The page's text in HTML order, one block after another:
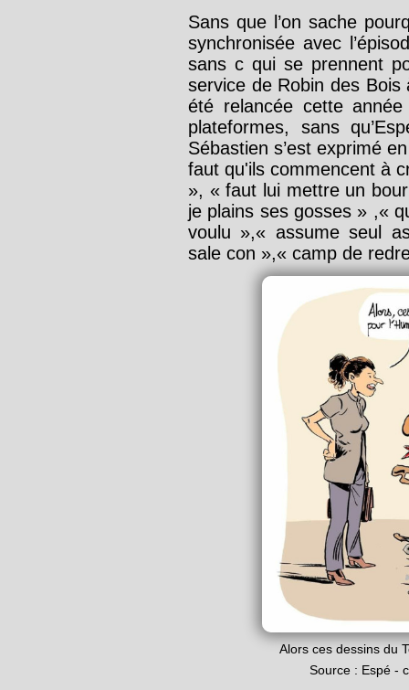
Sans que l’on sache
synchronisée avec
sans c qui se prennent
service de Robin des Bois
été relancée cette
plateformes, sans
Sébastien s’est exprimé
faut qu'ils commencent à
», « faut lui mettre un
je plains ses gosses » ,«
voulu »,« assume seul
sale con »,« camp de
Alors ces dessins du
Source : Espé -